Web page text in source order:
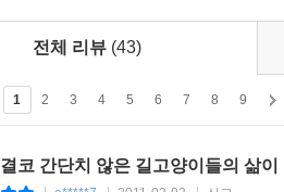
전체 리뷰 (43)
1 2 3 4 5 6 7 8 9
결코 간단치 않은 길고양이들의 삶